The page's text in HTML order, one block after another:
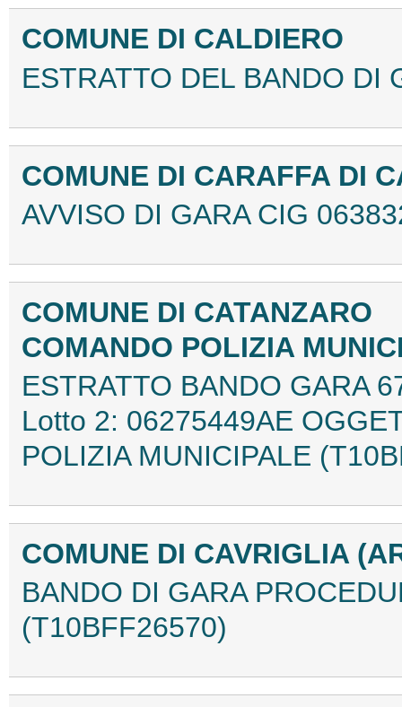
COMUNE DI CALDIERO
ESTRATTO DEL BANDO DI
COMUNE DI CARAFFA DI
AVVISO DI GARA CIG
COMUNE DI CATANZARO
COMANDO POLIZIA
ESTRATTO BANDO GARA
Lotto 2: 06275449AE
POLIZIA MUNICIPALE
COMUNE DI CAVRIGLIA
BANDO DI GARA
(T10BFF26570)